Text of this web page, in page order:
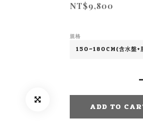
NT$9,800
規格
ADD TO